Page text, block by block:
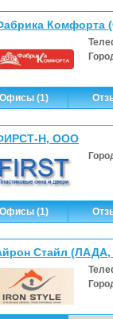
Комфорта
Офисы (1)
Н, ООО
Офисы (1)
Стайл